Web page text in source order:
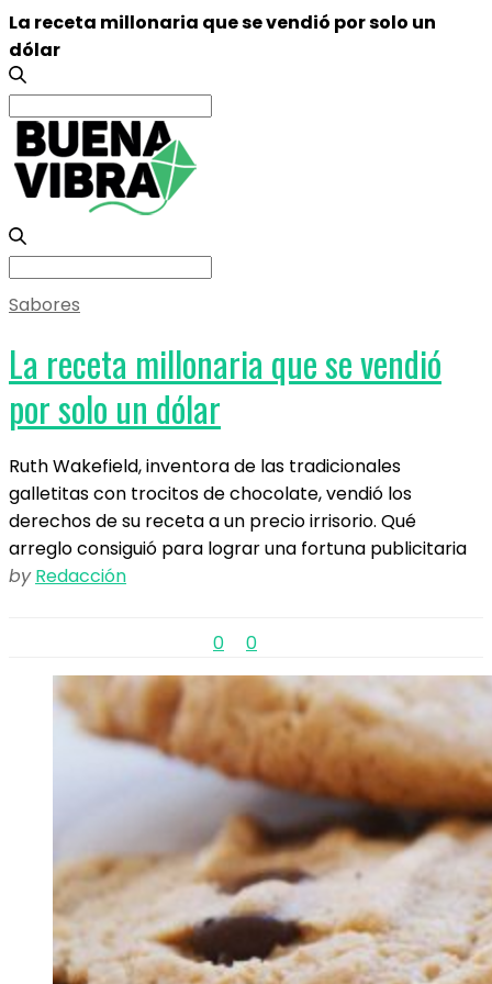
La receta millonaria que se vendió por solo un
dólar
Search
for:
Search
for:
Sabores
La receta millonaria que se vendió
por solo un dólar
Ruth Wakefield, inventora de las tradicionales
galletitas con trocitos de chocolate, vendió los
derechos de su receta a un precio irrisorio. Qué
arreglo consiguió para lograr una fortuna publicitaria
by Redacción
0 0